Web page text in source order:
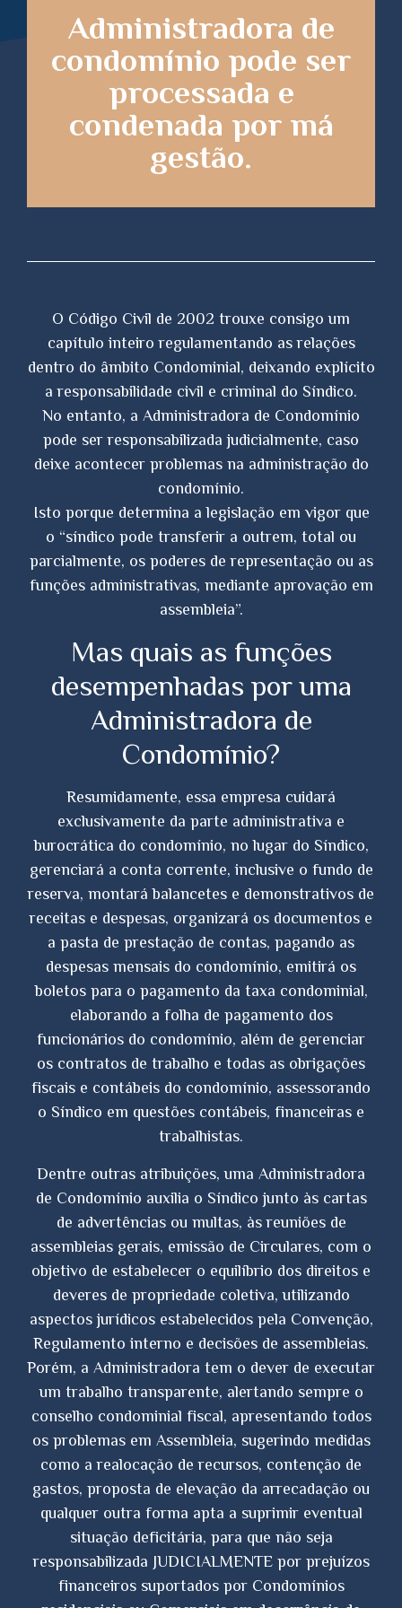
Administradora de
condomínio pode ser
processada e
condenada por má
gestão.
O Código Civil de 2002 trouxe consigo um
capítulo inteiro regulamentando as relações
dentro do âmbito Condominial, deixando explícito
a responsabilidade civil e criminal do Síndico.
No entanto, a Administradora de Condomínio
pode ser responsabilizada judicialmente, caso
deixe acontecer problemas na administração do
condomínio.
Isto porque determina a legislação em vigor que
o “síndico pode transferir a outrem, total ou
parcialmente, os poderes de representação ou as
funções administrativas, mediante aprovação em
assembleia”.
Mas quais as funções
desempenhadas por uma
Administradora de
Condomínio?
Resumidamente, essa empresa cuidará
exclusivamente da parte administrativa e
burocrática do condomínio, no lugar do Síndico,
gerenciará a conta corrente, inclusive o fundo de
reserva, montará balancetes e demonstrativos de
receitas e despesas, organizará os documentos e
a pasta de prestação de contas, pagando as
despesas mensais do condomínio, emitirá os
boletos para o pagamento da taxa condominial,
elaborando a folha de pagamento dos
funcionários do condomínio, além de gerenciar
os contratos de trabalho e todas as obrigações
fiscais e contábeis do condomínio, assessorando
o Síndico em questões contábeis, financeiras e
trabalhistas.
Dentre outras atribuições, uma Administradora
de Condomínio auxilia o Síndico junto às cartas
de advertências ou multas, às reuniões de
assembleias gerais, emissão de Circulares, com o
objetivo de estabelecer o equilíbrio dos direitos e
deveres de propriedade coletiva, utilizando
aspectos jurídicos estabelecidos pela Convenção,
Regulamento interno e decisões de assembleias.
Porém, a Administradora tem o dever de executar
um trabalho transparente, alertando sempre o
conselho condominial fiscal, apresentando todos
os problemas em Assembleia, sugerindo medidas
como a realocação de recursos, contenção de
gastos, proposta de elevação da arrecadação ou
qualquer outra forma apta a suprimir eventual
situação deficitária, para que não seja
responsabilizada JUDICIALMENTE por prejuízos
financeiros suportados por Condomínios